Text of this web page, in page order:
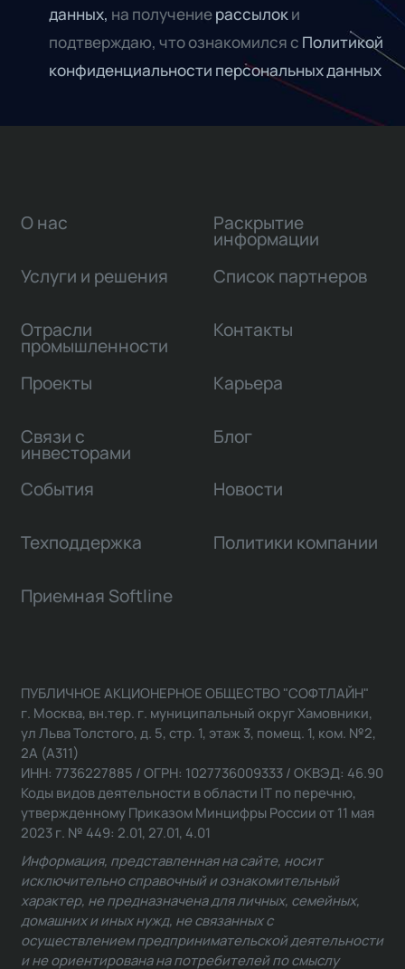
данных, на получениерассылоки
подтверждаю, что ознакомился с Политикой
конфиденциальности персональных данных
О нас
Услуги и решения
Отрасли
промышленности
Проекты
Связи с
инвесторами
Раскрытие
информации
Список партнеров
Контакты
Карьера
Блог
События Новости
Техподдержка Политики компании
Приемная Softline
ПУБЛИЧНОЕ АКЦИОНЕРНОЕ ОБЩЕСТВО "СОФТЛАЙН"
г. Москва, вн.тер. г. муниципальный округ Хамовники,
ул Льва Толстого, д. 5, стр. 1, этаж 3, помещ. 1, ком. №2,
2А (А311)
ИНН: 7736227885 / ОГРН: 1027736009333 / ОКВЭД: 46.90
Коды видов деятельности в области IT по перечню,
утвержденному Приказом Минцифры России от 11 мая
2023 г. № 449: 2.01, 27.01, 4.01
Информация, представленная на сайте, носит
исключительно справочный и ознакомительный
характер, не предназначена для личных, семейных,
домашних и иных нужд, не связанных с
осуществлением предпринимательской деятельности
и не ориентирована на потребителей по смыслу